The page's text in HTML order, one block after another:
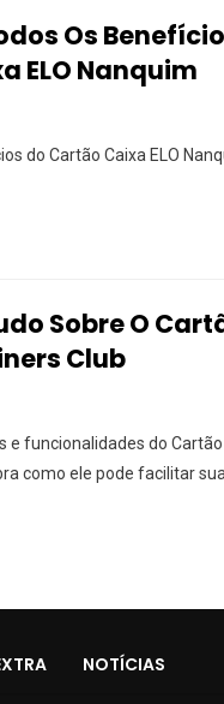
Os
ELO Nanquim
do Cartão Caixa ELO
Sobre O
Club
e funcionalidades do Cartão
como ele pode facilitar
NOTÍCIAS